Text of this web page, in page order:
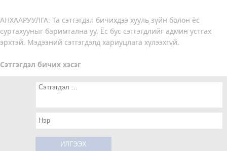
АНХААРУУЛГА: Та сэтгэгдэл бичихдээ хууль зүйн болон ёс
суртахууныг баримтална уу. Ёс бус сэтгэгдлийг админ устгах
эрхтэй. Мэдээний сэтгэгдэлд хариуцлага хүлээхгүй.
Сэтгэгдэл бичих хэсэг